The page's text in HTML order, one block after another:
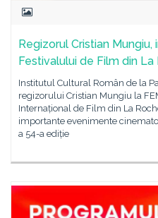
Regizorul Cristian
Festivalului de Film din La
Institutul Cultural Român de la
regizorului Cristian Mungiu la
Internațional de Film din La
importante evenimente
a 54-a ediție